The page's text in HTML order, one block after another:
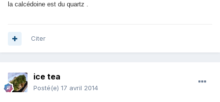
la calcédoine est du quartz .
Citer
ice tea
Posté(e) 17 avril 2014